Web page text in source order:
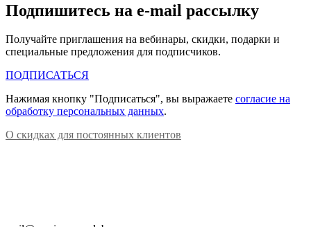
Подпишитесь на e-mail рассылку
Получайте приглашения на вебинары, скидки, подарки и
специальные предложения для подписчиков.
ПОДПИСАТЬСЯ
Нажимая кнопку "Подписаться", вы выражаете согласие на
обработку персональных данных.
О скидках для постоянных клиентов